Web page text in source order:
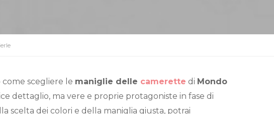
scegliere le maniglie delle camerette di Mondo
dettaglio, ma vere e proprie protagoniste in fase di
scelta dei colori e della maniglia giusta, potrai